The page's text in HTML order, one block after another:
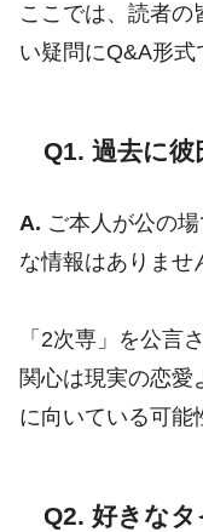
ここでは、読者の
い疑問にQ&A形式
Q1. 過去に彼
A. ご本人が公の
な情報はありませ
「2次専」を公言
関心は現実の恋愛
に向いている可能
Q2. 好きな